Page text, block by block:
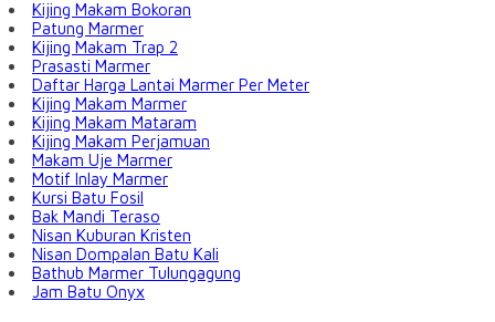
Kijing Makam Bokoran
Patung Marmer
Kijing Makam Trap 2
Prasasti Marmer
Daftar Harga Lantai Marmer Per Meter
Kijing Makam Marmer
Kijing Makam Mataram
Kijing Makam Perjamuan
Makam Uje Marmer
Motif Inlay Marmer
Kursi Batu Fosil
Bak Mandi Teraso
Nisan Kuburan Kristen
Nisan Dompalan Batu Kali
Bathub Marmer Tulungagung
Jam Batu Onyx